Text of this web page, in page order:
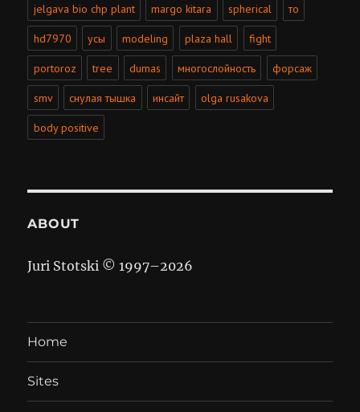
jelgava bio chp plant margo kitara spherical то
hd7970 усы modeling plaza hall fight
portoroz tree dumas многослойность форсаж
smv снулая тышка инсайт olga rusakova
body positive
ABOUT
Juri Stotski © 1997–2026
Home
Sites